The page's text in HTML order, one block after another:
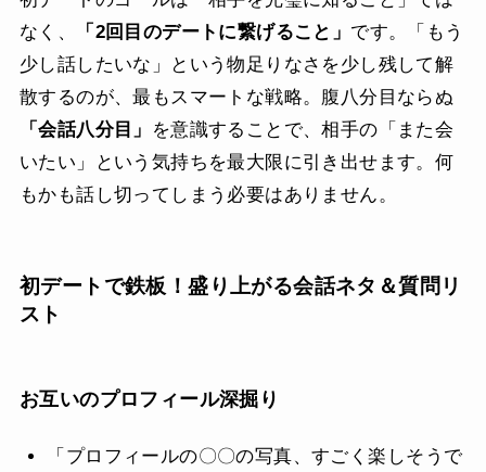
なく、
「2回目のデートに繋げること」 です。「もう
少し話したいな」という物足りなさを少し残して解
散するのが、最もスマートな戦略。腹八分目ならぬ
「会話八分目」
を意識することで、相手の「また会
いたい」という気持ちを最大限に引き出せます。何
もかも話し切ってしまう必要はありません。
初デートで鉄板！盛り上がる会話ネタ＆質問リ
スト
お互いのプロフィール深掘り
「プロフィールの〇〇の写真、すごく楽しそうで